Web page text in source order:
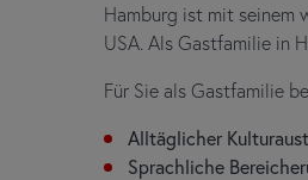
Hamburg ist mit seinem
USA. Als Gastfamilie in
Für Sie als Gastfamilie
Alltäglicher
Sprachliche